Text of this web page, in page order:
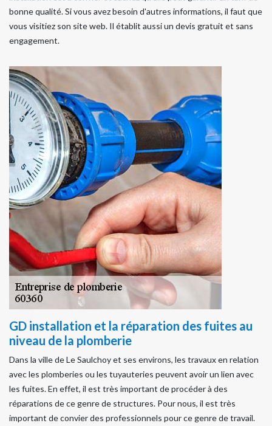
bonne qualité. Si vous avez besoin d'autres informations, il faut que
vous visitiez son site web. Il établit aussi un devis gratuit et sans
engagement.
GD installation et la réparation des fuites au
niveau de la plomberie
Dans la ville de Le Saulchoy et ses environs, les travaux en relation
avec les plomberies ou les tuyauteries peuvent avoir un lien avec
les fuites. En effet, il est très important de procéder à des
réparations de ce genre de structures. Pour nous, il est très
important de convier des professionnels pour ce genre de travail.